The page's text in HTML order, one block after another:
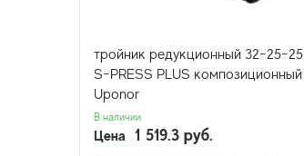
тройник редукционный 32-25-25
S-PRESS PLUS композиционный
Uponor
В наличии
Цена 1 519.3 руб.